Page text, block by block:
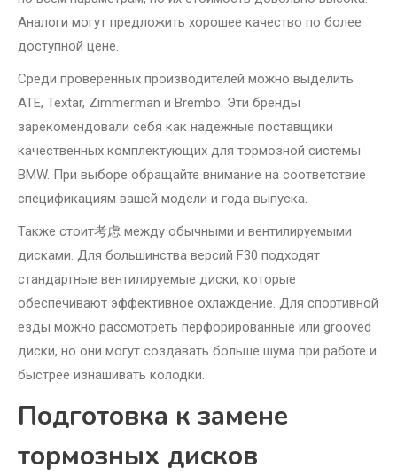
Аналоги могут предложить хорошее качество по более
доступной цене.
Среди проверенных производителей можно выделить
ATE, Textar, Zimmerman и Brembo. Эти бренды
зарекомендовали себя как надежные поставщики
качественных комплектующих для тормозной системы
BMW. При выборе обращайте внимание на соответствие
спецификациям вашей модели и года выпуска.
Также стоит考虑 между обычными и вентилируемыми
дисками. Для большинства версий F30 подходят
стандартные вентилируемые диски, которые
обеспечивают эффективное охлаждение. Для спортивной
езды можно рассмотреть перфорированные или grooved
диски, но они могут создавать больше шума при работе и
быстрее изнашивать колодки.
Подготовка к замене
тормозных дисков